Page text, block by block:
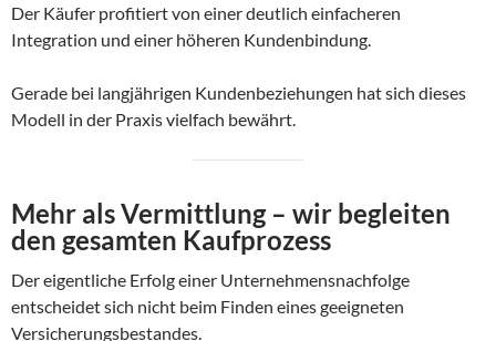
Der Käufer profitiert von einer deutlich einfacheren
Integration und einer höheren Kundenbindung.
Gerade bei langjährigen Kundenbeziehungen hat sich dieses
Modell in der Praxis vielfach bewährt.
Mehr als Vermittlung – wir begleiten
den gesamten Kaufprozess
Der eigentliche Erfolg einer Unternehmensnachfolge
entscheidet sich nicht beim Finden eines geeigneten
Versicherungsbestandes.